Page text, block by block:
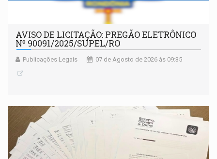
AVISO DE LICITAÇÃO: PREGÃO ELETRÔNICO
Nº 90091/2025/SUPEL/RO
Publicações Legais 07 de Agosto de 2026 às 09:35